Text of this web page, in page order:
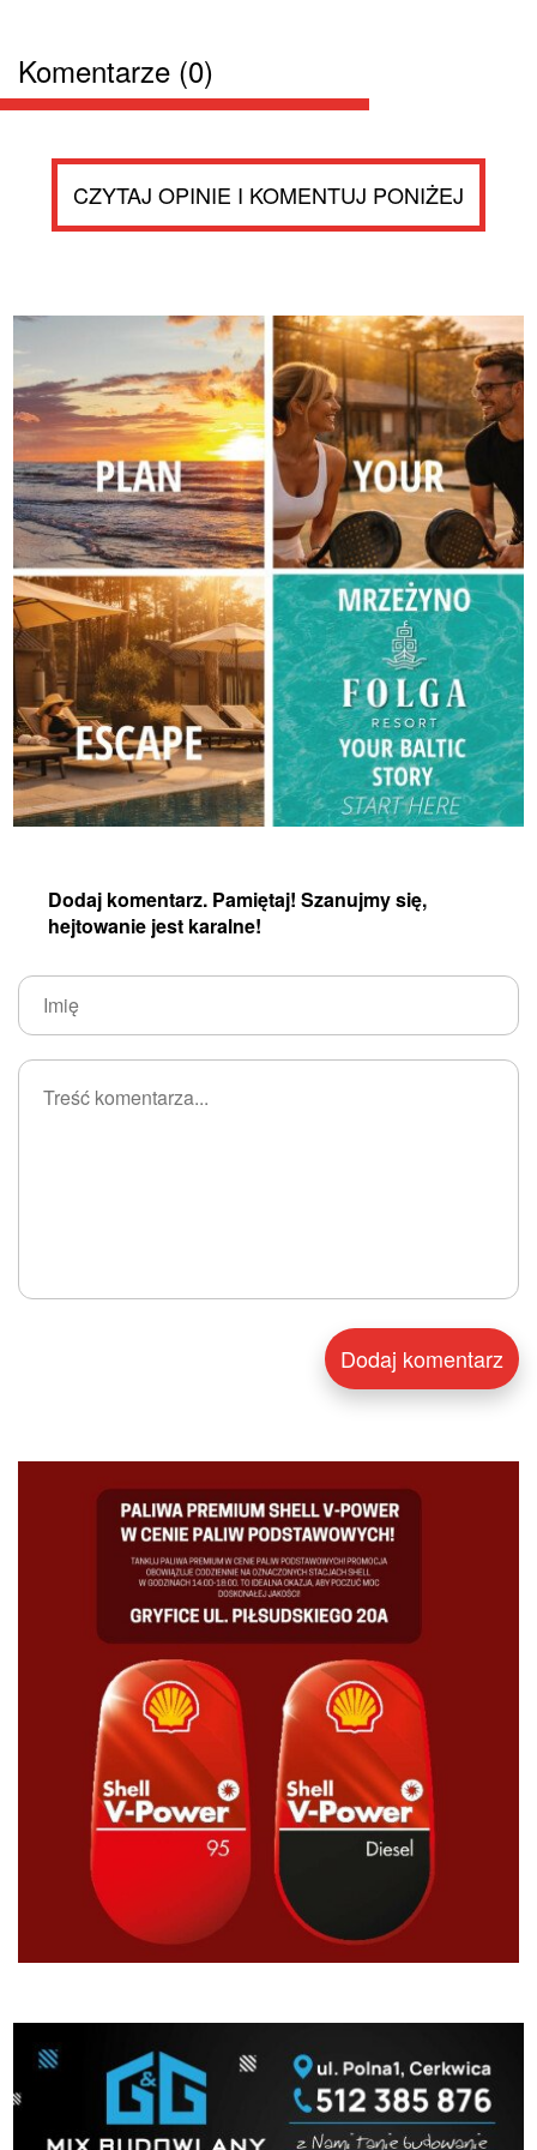
Komentarze (0)
CZYTAJ OPINIE I KOMENTUJ PONIŻEJ
Dodaj komentarz. Pamiętaj! Szanujmy się,
hejtowanie jest karalne!